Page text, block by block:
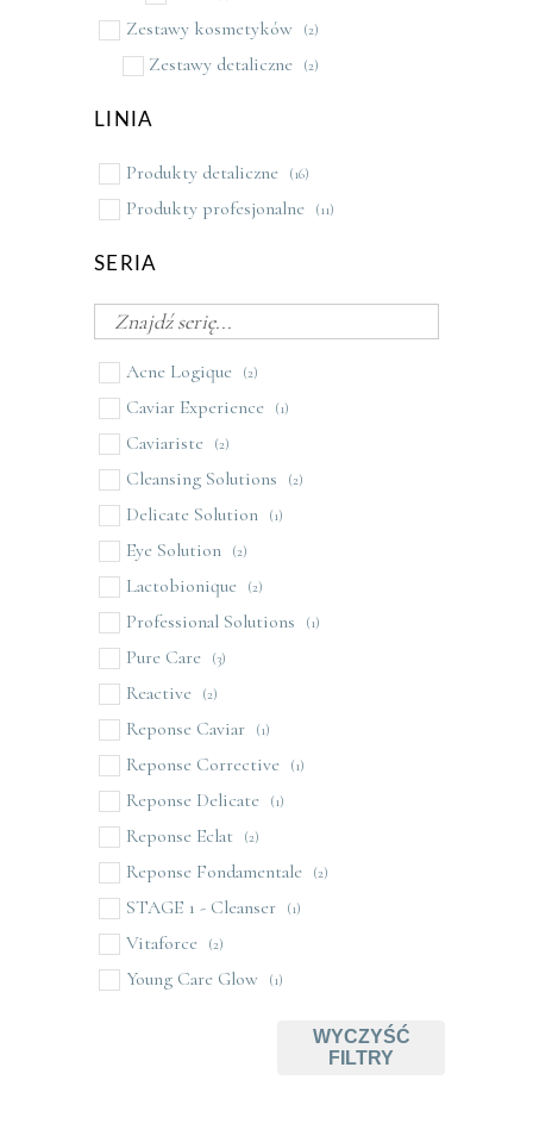
Zestawy kosmetyków (2)
Zestawy detaliczne (2)
LINIA
Produkty detaliczne (16)
Produkty profesjonalne (11)
SERIA
Acne Logique (2)
Caviar Experience (1)
Caviariste (2)
Cleansing Solutions (2)
Delicate Solution (1)
Eye Solution (2)
Lactobionique (2)
Professional Solutions (1)
Pure Care (3)
Reactive (2)
Reponse Caviar (1)
Reponse Corrective (1)
Reponse Delicate (1)
Reponse Eclat (2)
Reponse Fondamentale (2)
STAGE 1 - Cleanser (1)
Vitaforce (2)
Young Care Glow (1)
WYCZYŚĆ
FILTRY